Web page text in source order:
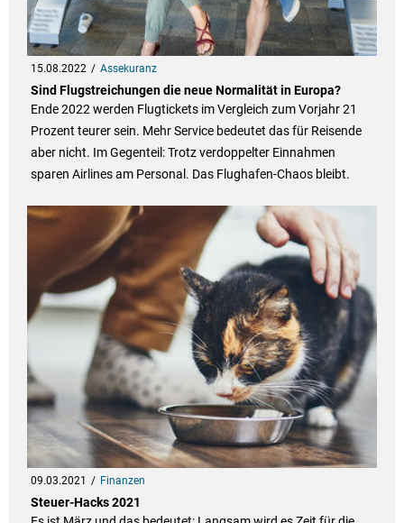
15.08.2022 Assekuranz
Sind Flugstreichungen die neue Normalität in Europa?
Ende 2022 werden Flugtickets im Vergleich zum Vorjahr 21
Prozent teurer sein. Mehr Service bedeutet das für Reisende
aber nicht. Im Gegenteil: Trotz verdoppelter Einnahmen
sparen Airlines am Personal. Das Flughafen-Chaos bleibt.
09.03.2021 Finanzen
Steuer-Hacks 2021